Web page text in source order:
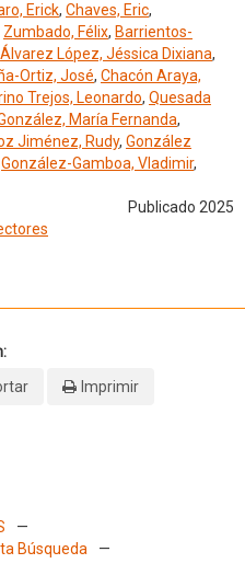
Erick, Chaves, Eric,
Zumbado, Félix, Barrientos-
Álvarez López, Jéssica Dixiana,
Ortiz, José, Chacón Araya,
Trejos, Leonardo, Quesada
María Fernanda,
Jiménez, Rudy, González
González-Gamboa, Vladimir,
Publicado 2025
Imprimir
—
Búsqueda
—